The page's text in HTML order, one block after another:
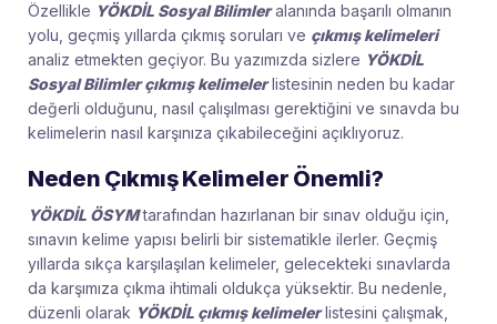
Özellikle YÖKDİL Sosyal Bilimleralanında başarılı olmanın
yolu, geçmiş yıllarda çıkmış soruları ve çıkmış kelimeleri
analiz etmekten geçiyor. Bu yazımızda sizlere YÖKDİL
Sosyal Bilimler çıkmış kelimelerlistesinin neden bu kadar
değerli olduğunu, nasıl çalışılması gerektiğini ve sınavda bu
kelimelerin nasıl karşınıza çıkabileceğini açıklıyoruz.
Neden Çıkmış Kelimeler Önemli?
YÖKDİL ÖSYMtarafından hazırlanan bir sınav olduğu için,
sınavın kelime yapısı belirli bir sistematikle ilerler. Geçmiş
yıllarda sıkça karşılaşılan kelimeler, gelecekteki sınavlarda
da karşımıza çıkma ihtimali oldukça yüksektir. Bu nedenle,
düzenli olarak YÖKDİL çıkmış kelimelerlistesini çalışmak,